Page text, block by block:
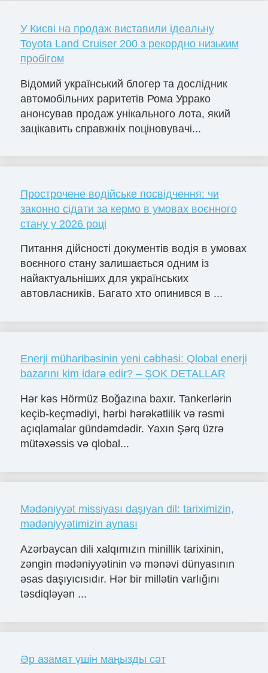
У Києві на продаж виставили ідеальну
Toyota Land Cruiser 200 з рекордно низьким
пробігом
Відомий український блогер та дослідник
автомобільних раритетів Рома Уррако
анонсував продаж унікального лота, який
зацікавить справжніх поціновувачі...
Прострочене водійське посвідчення: чи
законно сідати за кермо в умовах воєнного
стану у 2026 році
Питання дійсності документів водія в умовах
воєнного стану залишається одним із
найактуальніших для українських
автовласників. Багато хто опинився в ...
Enerji müharibəsinin yeni cəbhəsi: Qlobal enerji
bazarını kim idarə edir? – ŞOK DETALLAR
Hər kəs Hörmüz Boğazına baxır. Tankerlərin
keçib-keçmədiyi, hərbi hərəkətlilik və rəsmi
açıqlamalar gündəmdədir. Yaxın Şərq üzrə
mütəxəssis və qlobal...
Mədəniyyət missiyası daşıyan dil: tariximizin,
mədəniyyətimizin aynası
Azərbaycan dili xalqımızın minillik tarixinin,
zəngin mədəniyyətinin və mənəvi dünyasının
əsas daşıyıcısıdır. Hər bir millətin varlığını
təsdiqləyən ...
Әр азамат үшін маңызды сәт